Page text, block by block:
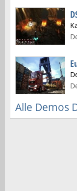
Alle Demos